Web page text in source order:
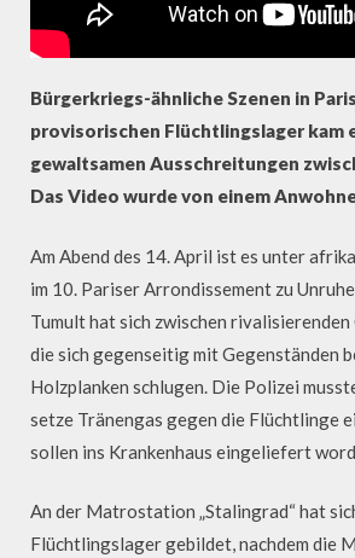
Bürgerkriegs-ähnliche Szenen in
provisorischen Flüchtlingslager kam
gewaltsamen Ausschreitungen
Das Video wurde von einem
Am Abend des 14. April ist es unter
im 10. Pariser Arrondissement zu
Tumult hat sich zwischen rivalisierenden
die sich gegenseitig mit Gegenständen
Holzplanken schlugen. Die Polizei
setze Tränengas gegen die Flüchtlinge
sollen ins Krankenhaus eingeliefert
An der Matrostation „Stalingrad“ hat
Flüchtlingslager gebildet, nachdem die